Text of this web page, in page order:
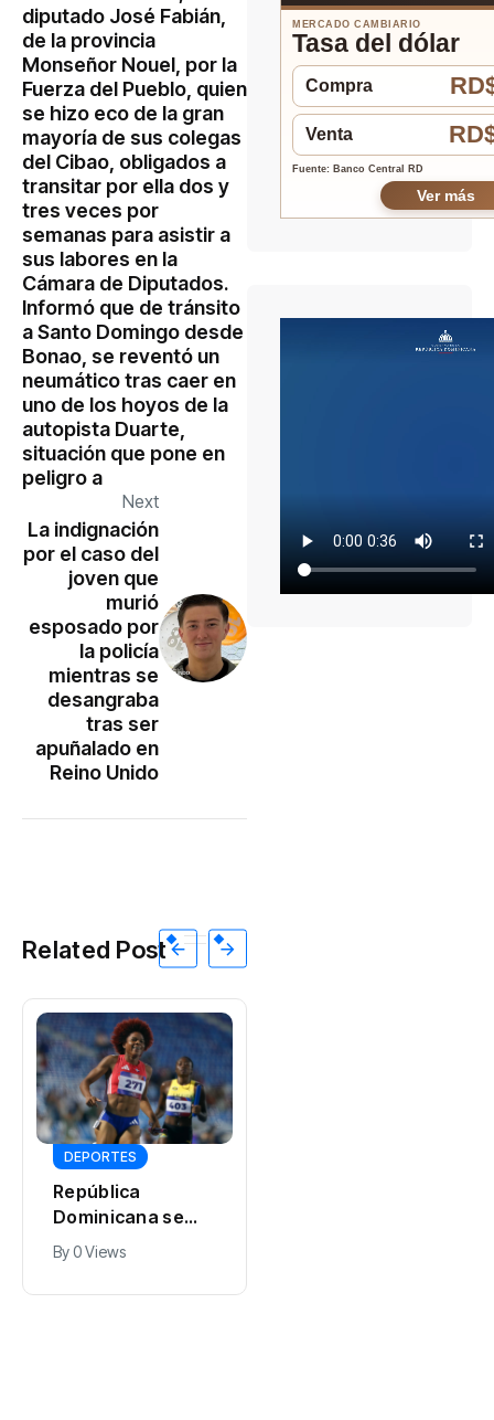
diputado José Fabián,
de la provincia
Monseñor Nouel, por la
Fuerza del Pueblo, quien
se hizo eco de la gran
mayoría de sus colegas
del Cibao, obligados a
transitar por ella dos y
tres veces por
semanas para asistir a
sus labores en la
Cámara de Diputados.
Informó que de tránsito
a Santo Domingo desde
Bonao, se reventó un
neumático tras caer en
uno de los hoyos de la
autopista Duarte,
situación que pone en
peligro a
Next
La indignación
por el caso del
joven que
murió
esposado por
la policía
mientras se
desangraba
tras ser
apuñalado en
Reino Unido
Related Post
DEPORTES
República
Dominicana se
impone en las dos
ramas del 4×100
en los Juegos de
By0 Views
MERCADO CAMBIARIO
Tasa del dólar
Compra
Venta
Fuente: Banco Central RD
Ver más